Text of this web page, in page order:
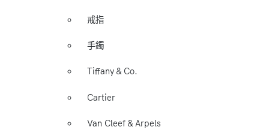
戒指
手鐲
Tiffany & Co.
Cartier
Van Cleef & Arpels